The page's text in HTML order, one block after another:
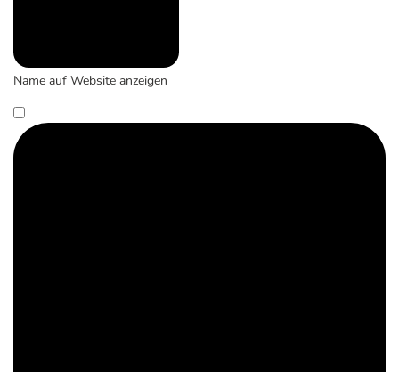
Name auf Website anzeigen